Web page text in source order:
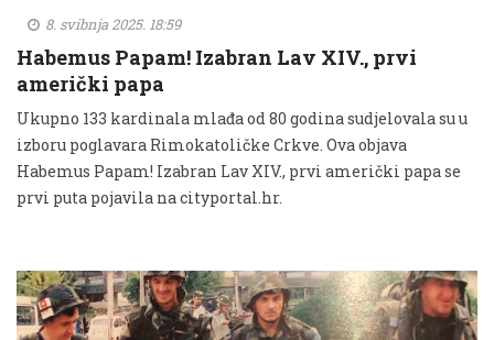
8. svibnja 2025. 18:59
Habemus Papam! Izabran Lav XIV., prvi
američki papa
Ukupno 133 kardinala mlađa od 80 godina sudjelovala su u
izboru poglavara Rimokatoličke Crkve. Ova objava
Habemus Papam! Izabran Lav XIV., prvi američki papa se
prvi puta pojavila na cityportal.hr.